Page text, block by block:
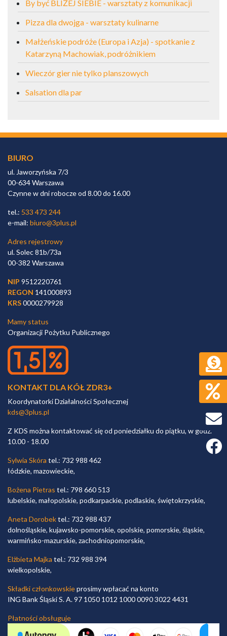
By być BLIŻEJ SIEBIE - warsztaty z komunikacji
Pizza dla dwojga - warsztaty kulinarne
Małżeńskie podróże (Europa i Azja) - spotkanie z
Katarzyną Machowiak, podróżnikiem
Wieczór gier nie tylko planszowych
Salsation dla par
BIURO
ul. Jaworzyńska 7/3
00-634 Warszawa
Czynne w dni robocze od 8.00 do 16.00
tel.: 533 473 244
e-mail: biuro@3plus.pl
Adres rejestrowy
ul. Solec 81b/73a
00-382 Warszawa
NIP 9512220761
REGON 141000893
KRS0000279928
Mamy status
Organizacji Pożytku Publicznego
KONTAKT DLA KÓŁ ZDR3+
Koordynatorki Działalności Społecznej
kds@3plus.pl
Z KDS można kontaktować się od poniedziałku do piątku, w godz.
10.00 - 18.00
Sylwia Skóra tel.: 732 988 462
łódzkie, mazowieckie,
Bożena Pietras tel.: 798 660 513
lubelskie, małopolskie, podkarpackie, podlaskie, świętokrzyskie,
Aneta Dorobektel.: 732 988 437
dolnośląskie, kujawsko-pomorskie, opolskie, pomorskie, śląskie,
warmińsko-mazurskie, zachodniopomorskie,
Elżbieta Majka tel.: 732 988 394
wielkopolskie,
Składki członkowskieprosimy wpłacać na konto
ING Bank Śląski S. A. 97 1050 1012 1000 0090 3022 4431
Płatności obsługuje